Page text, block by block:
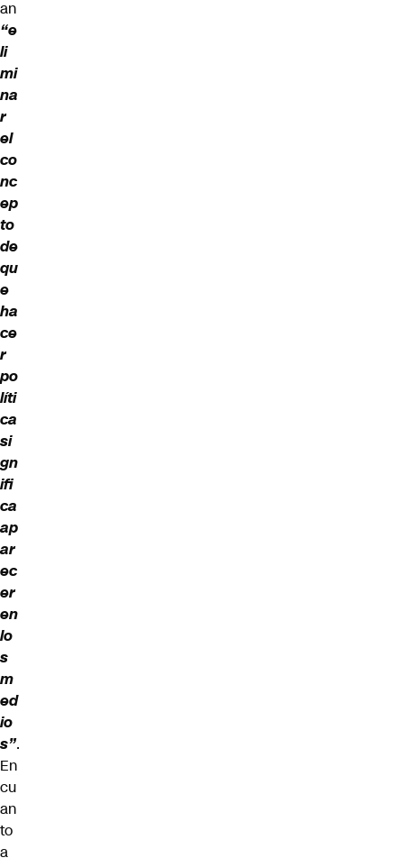
an
“e
li
mi
na
r
el
co
nc
ep
to
de
qu
e
ha
ce
r
po
líti
ca
si
gn
ifi
ca
ap
ar
ec
er
en
lo
s
m
ed
io
s”.
En
cu
an
to
a